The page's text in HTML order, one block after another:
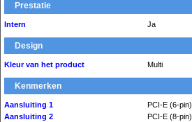
Prestatie
Intern Ja
Design
Kleur van het product Multi
Kenmerken
Aansluiting 1
PCI-E (6-pin)
Aansluiting 2
PCI-E (8-pin)